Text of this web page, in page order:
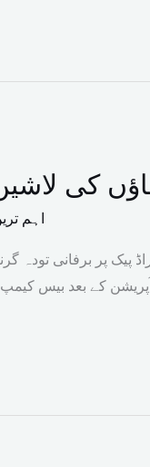
کی
اہم
پر برفانی تودہ
کے بعد بیس